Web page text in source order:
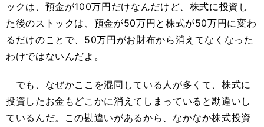
ックは、預金が100万円だけなんだけど、株式に投資し
た後のストックは、預金が50万円と株式が50万円に変わ
るだけのことで、50万円がお財布から消えてなくなった
わけではないんだよ。
でも、なぜかここを混同している人が多くて、株式に
投資したお金もどこかに消えてしまっていると勘違いし
ているんだ。この勘違いがあるから、なかなか株式投資